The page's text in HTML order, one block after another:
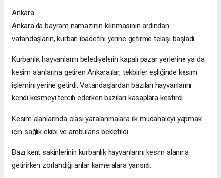
Ankara
Ankara'da bayram namazının kılınmasının ardından
vatandaşların, kurban ibadetini yerine getirme telaşı başladı.
Kurbanlık hayvanlarını belediyelerin kapalı pazar yerlerine ya da
kesim alanlarına getiren Ankaralılar, tekbirler eşliğinde kesim
işlemini yerine getirdi. Vatandaşlardan bazıları hayvanlarını
kendi kesmeyi tercih ederken bazıları kasaplara kestirdi.
Kesim alanlarında olası yaralanmalara ilk müdahaleyi yapmak
için sağlık ekibi ve ambulans bekletildi.
Bazı kent sakinlerinin kurbanlık hayvanlarını kesim alanına
getirirken zorlandığı anlar kameralara yansıdı.